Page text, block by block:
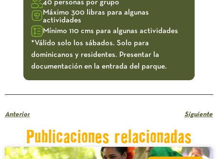
40 personas por grupo
Máximo 300 libras para algunas
actividades
Mínimo 110 cms para algunas actividades
*Válido solo los sábados. Solo para
dominicanos y residentes. Presentar la
documentación en la entrada del parque.
Anterior Siguiente
Publicaciones relacionadas